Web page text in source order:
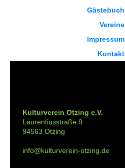
Gästebuch
Vereine
Impressum
Kontakt
Kulturverein Otzing e.V.
Laurentiusstraße 9
94563 Otzing
info@kulturverein-otzing.de